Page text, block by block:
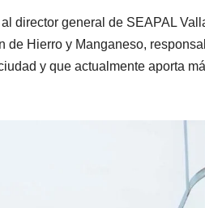
director general de SEAPAL
Hierro y Manganeso,
y que actualmente aporta